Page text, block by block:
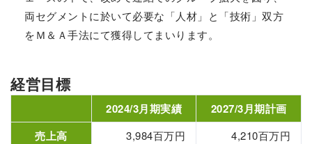
両セグメントに於いて必要な「人材」と「技術」双方
をＭ＆Ａ手法にて獲得してまいります。
経営目標
2024/3月期実績
2027/3月期計画
売上高
3,984百万円 4,210百万円